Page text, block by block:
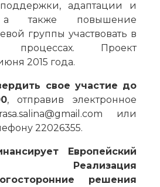
адаптации и
а также повышение
группы участвовать в
процессах. Проект
2015 года.
свое участие до
, отправив электронное
или
22026355.
Европейский
Реализация
решения